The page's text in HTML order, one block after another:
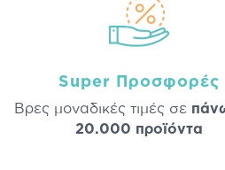
Super Προσφορές
Βρες μοναδικές τιμές σε
20.000 προϊόντα